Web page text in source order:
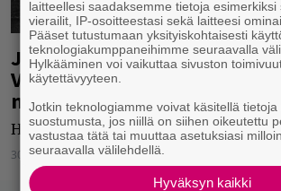
Jouni Hynynen ja A.W.
Vain elämää -jaksossa
menoa: ”Lähetään vittu
Hieman erikoisempaa menoa näiltä
30.10.2023 Jarkko Fräntilä
laitteellesi saadaksemme tietoja esimerkiksi
vierailit, IP-osoitteestasi sekä laitteesi
Pääset tutustumaan yksityiskohtaisesti
teknologiakumppaneihimme seuraavalla
Hylkääminen voi vaikuttaa sivuston
käytettävyyteen.
Jotkin teknologiamme voivat käsitellä tietoja
suostumusta, jos niillä on siihen oikeutettu
vastustaa tätä tai muuttaa asetuksiasi
seuraavalla välilehdellä.
Hyväksyn kaikki